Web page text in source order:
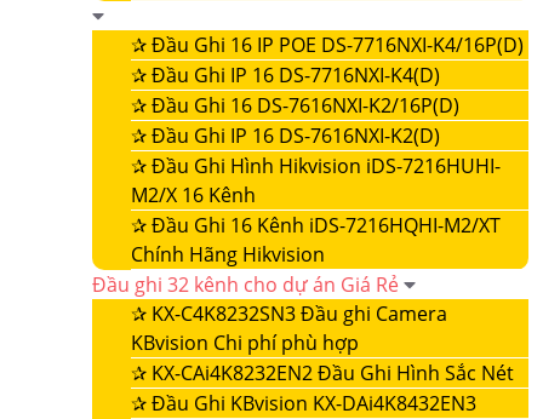
✰Đầu Ghi 16 IP POE DS-7716NXI-K4/16P(D)
✰Đầu Ghi IP 16 DS-7716NXI-K4(D)
✰Đầu Ghi 16 DS-7616NXI-K2/16P(D)
✰Đầu Ghi IP 16 DS-7616NXI-K2(D)
✰Đầu Ghi Hình Hikvision iDS-7216HUHI-
M2/X 16 Kênh
✰Đầu Ghi 16 Kênh iDS-7216HQHI-M2/XT
Chính Hãng Hikvision
Đầu ghi 32 kênh cho dự án Giá Rẻ
✰ KX-C4K8232SN3 Đầu ghi Camera
KBvision Chi phí phù hợp
✰ KX-CAi4K8232EN2 Đầu Ghi Hình Sắc Nét
✰Đầu Ghi KBvision KX-DAi4K8432EN3